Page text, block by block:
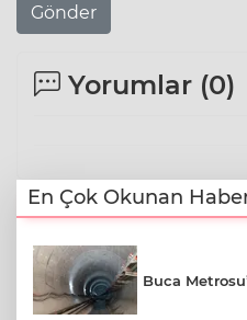
Gönder
Yorumlar (0)
En Çok Okunan
Buca